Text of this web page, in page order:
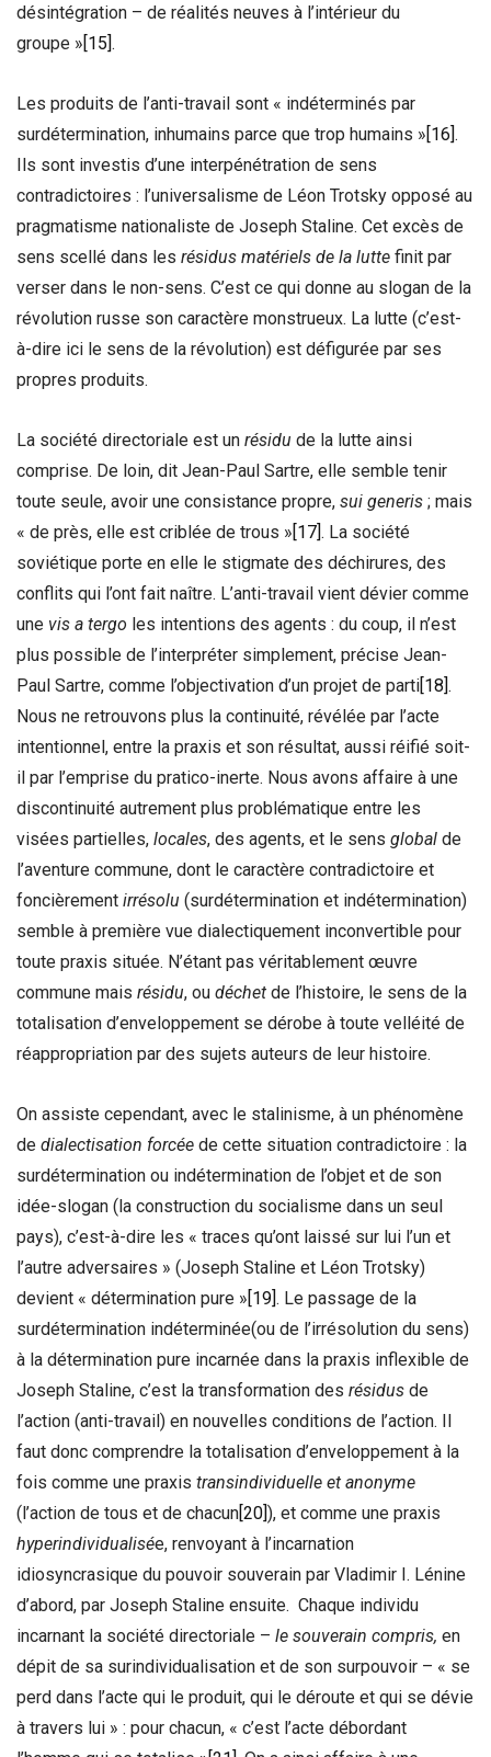
désintégration – de réalités neuves à l’intérieur du
groupe »[15].
Les produits de l’anti-travail sont « indéterminés par
surdétermination, inhumains parce que trop humains »[16].
Ils sont investis d’une interpénétration de sens
contradictoires : l’universalisme de Léon Trotsky opposé au
pragmatisme nationaliste de Joseph Staline. Cet excès de
sens scellé dans les résidus matériels de la lutte finit par
verser dans le non-sens. C’est ce qui donne au slogan de la
révolution russe son caractère monstrueux. La lutte (c’est-
à-dire ici le sens de la révolution) est défigurée par ses
propres produits.
La société directoriale est un résidu de la lutte ainsi
comprise. De loin, dit Jean-Paul Sartre, elle semble tenir
toute seule, avoir une consistance propre, sui generis ; mais
« de près, elle est criblée de trous » [17] . La société
soviétique porte en elle le stigmate des déchirures, des
conflits qui l’ont fait naître. L’anti-travail vient dévier comme
une vis a tergo les intentions des agents : du coup, il n’est
plus possible de l’interpréter simplement, précise Jean-
Paul Sartre, comme l’objectivation d’un projet de parti [18] .
Nous ne retrouvons plus la continuité, révélée par l’acte
intentionnel, entre la praxis et son résultat, aussi réifié soit-
il par l’emprise du pratico-inerte. Nous avons affaire à une
discontinuité autrement plus problématique entre les
visées partielles, locales, des agents, et le sens global de
l’aventure commune, dont le caractère contradictoire et
foncièrement irrésolu (surdétermination et indétermination)
semble à première vue dialectiquement inconvertible pour
toute praxis située. N’étant pas véritablement œuvre
commune mais résidu, ou déchet de l’histoire, le sens de la
totalisation d’enveloppement se dérobe à toute velléité de
réappropriation par des sujets auteurs de leur histoire.
On assiste cependant, avec le stalinisme, à un phénomène
de dialectisation forcée de cette situation contradictoire : la
surdétermination ou indétermination de l’objet et de son
idée-slogan (la construction du socialisme dans un seul
pays), c’est-à-dire les « traces qu’ont laissé sur lui l’un et
l’autre adversaires » (Joseph Staline et Léon Trotsky)
devient « détermination pure » [19] . Le passage de la
surdétermination indéterminée(ou de l’irrésolution du sens)
à la détermination pure incarnée dans la praxis inflexible de
Joseph Staline, c’est la transformation des résidus de
l’action (anti-travail) en nouvelles conditions de l’action. Il
faut donc comprendre la totalisation d’enveloppement à la
fois comme une praxis transindividuelle et anonyme
(l’action de tous et de chacun [20] ), et comme une praxis
hyperindividualisée, renvoyant à l’incarnation
idiosyncrasique du pouvoir souverain par Vladimir I. Lénine
d’abord, par Joseph Staline ensuite. Chaque individu
incarnant la société directoriale – le souverain compris, en
dépit de sa surindividualisation et de son surpouvoir – « se
perd dans l’acte qui le produit, qui le déroute et qui se dévie
à travers lui » : pour chacun, « c’est l’acte débordant